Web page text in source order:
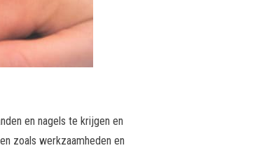
en nagels te krijgen en
zoals werkzaamheden en